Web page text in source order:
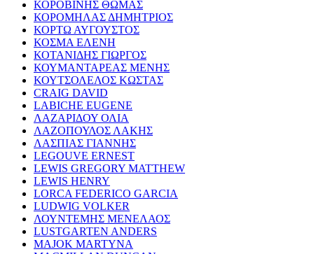
ΚΟΡΟΒΙΝΗΣ ΘΩΜΑΣ
ΚΟΡΟΜΗΛΑΣ ΔΗΜΗΤΡΙΟΣ
ΚΟΡΤΩ ΑΥΓΟΥΣΤΟΣ
ΚΟΣΜΑ ΕΛΕΝΗ
ΚΟΤΑΝΙΔΗΣ ΓΙΩΡΓΟΣ
ΚΟΥΜΑΝΤΑΡΕΑΣ ΜΕΝΗΣ
ΚΟΥΤΣΟΛΕΛΟΣ ΚΩΣΤΑΣ
CRAIG DAVID
LABICHE EUGENE
ΛΑΖΑΡΙΔΟΥ ΟΛΙΑ
ΛΑΖΟΠΟΥΛΟΣ ΛΑΚΗΣ
ΛΑΣΠΙΑΣ ΓΙΑΝΝΗΣ
LEGOUVE ERNEST
LEWIS GREGORY MATTHEW
LEWIS HENRY
LORCA FEDERICO GARCIA
LUDWIG VOLKER
ΛΟΥΝΤΕΜΗΣ ΜΕΝΕΛΑΟΣ
LUSTGARTEN ANDERS
MAJOK MARTYNA